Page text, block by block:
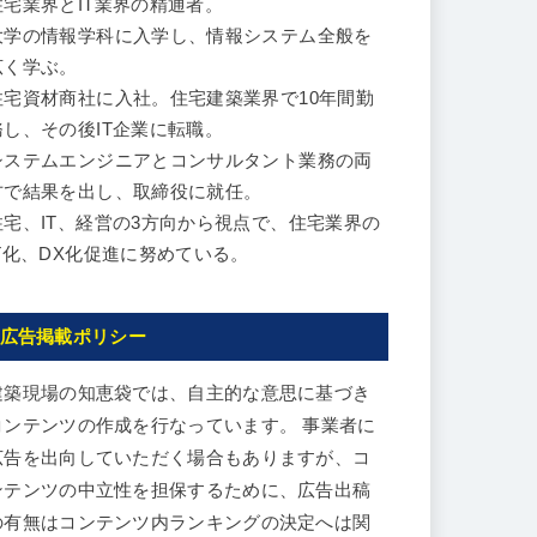
宅業界とIT業界の精通者。
学の情報学科に入学し、情報システム全般を
学ぶ。
宅資材商社に入社。住宅建築業界で10年間勤
し、その後IT企業に転職。
ステムエンジニアとコンサルタント業務の両
で結果を出し、取締役に就任。
宅、IT、経営の3方向から視点で、住宅業界の
、DX化促進に努めている。
広告掲載ポリシー
築現場の知恵袋では、自主的な意思に基づき
ンテンツの作成を行なっています。 事業者に
告を出向していただく場合もありますが、コ
テンツの中立性を担保するために、広告出稿
有無はコンテンツ内ランキングの決定へは関